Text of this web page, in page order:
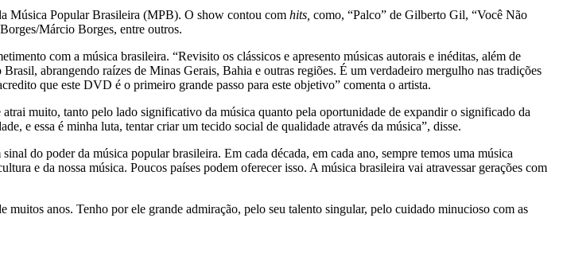
Música Popular Brasileira (MPB). O show contou com hits, como, “Palco” de Gilberto Gil, “Você Não
Márcio Borges, entre outros.
com a música brasileira. “Revisito os clássicos e apresento músicas autorais e inéditas, além de
abrangendo raízes de Minas Gerais, Bahia e outras regiões. É um verdadeiro mergulho nas tradições
que este DVD é o primeiro grande passo para este objetivo” comenta o artista.
muito, tanto pelo lado significativo da música quanto pela oportunidade de expandir o significado da
e essa é minha luta, tentar criar um tecido social de qualidade através da música”, disse.
do poder da música popular brasileira. Em cada década, em cada ano, sempre temos uma música
e da nossa música. Poucos países podem oferecer isso. A música brasileira vai atravessar gerações com
anos. Tenho por ele grande admiração, pelo seu talento singular, pelo cuidado minucioso com as